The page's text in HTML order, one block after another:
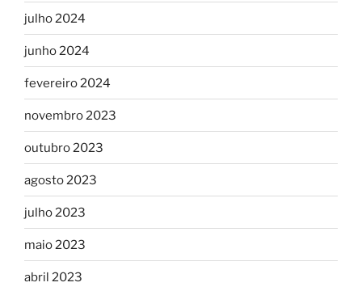
julho 2024
junho 2024
fevereiro 2024
novembro 2023
outubro 2023
agosto 2023
julho 2023
maio 2023
abril 2023